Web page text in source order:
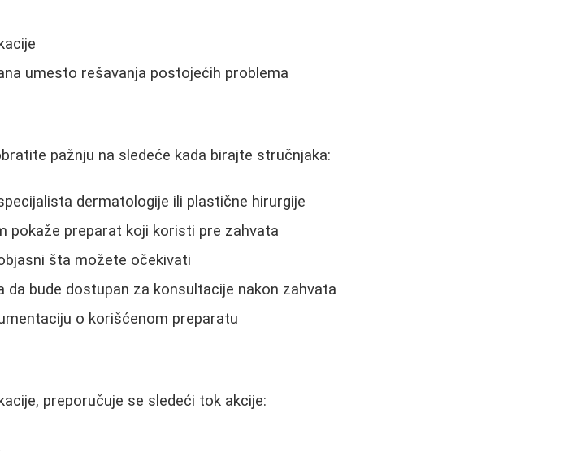
umesto rešavanja postojećih problema
pažnju na sledeće kada birajte stručnjaka:
dermatologije ili plastične hirurgije
pokaže preparat koji koristi pre zahvata
šta možete očekivati
da bude dostupan za konsultacije nakon zahvata
o korišćenom preparatu
preporučuje se sledeći tok akcije: